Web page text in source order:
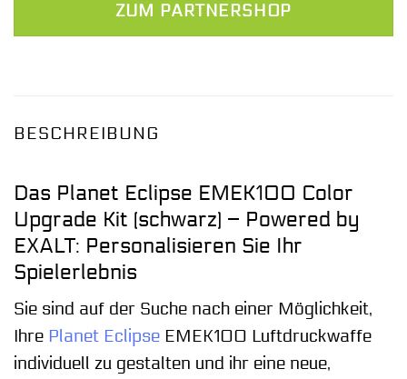
ZUM PARTNERSHOP
BESCHREIBUNG
Das Planet Eclipse EMEK100 Color
Upgrade Kit (schwarz) – Powered by
EXALT: Personalisieren Sie Ihr
Spielerlebnis
Sie sind auf der Suche nach einer Möglichkeit,
Ihre Planet Eclipse EMEK100 Luftdruckwaffe
individuell zu gestalten und ihr eine neue,